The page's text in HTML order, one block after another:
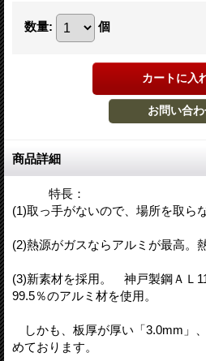
数量: 個
商品詳細
特長：
(1)取っ手がないので、場所を取ら
(2)熱源がガスならアルミが最高。
(3)新素材を採用。 神戸製鋼ＡＬ
99.5％のアルミ材を使用。
しかも、板厚が厚い「3.0mm」
めております。